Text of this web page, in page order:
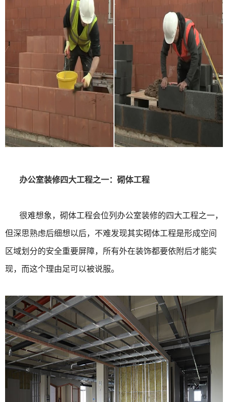
办公室装修四大工程之一：砌体工程
很难想象，砌体工程会位列办公室装修的四大工程之一，
但深思熟虑后细想以后，不难发现其实砌体工程是形成空间
区域划分的安全重要屏障，所有外在装饰都要依附后才能实
现，而这个理由足可以被说服。